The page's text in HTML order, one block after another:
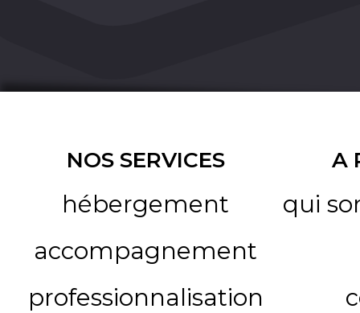
NOS SERVICES
hébergement
accompagnement
professionnalisation
A
qui